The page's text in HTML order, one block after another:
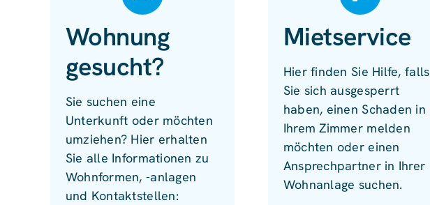
Wohnung
gesucht?
Sie suchen eine
Unterkunft oder möchten
umziehen? Hier erhalten
Sie alle Informationen zu
Wohnformen, -anlagen
und Kontaktstellen:
Mietservice
Hier finden Sie Hilfe, falls
Sie sich ausgesperrt
haben, einen Schaden in
Ihrem Zimmer melden
möchten oder einen
Ansprechpartner in Ihrer
Wohnanlage suchen.